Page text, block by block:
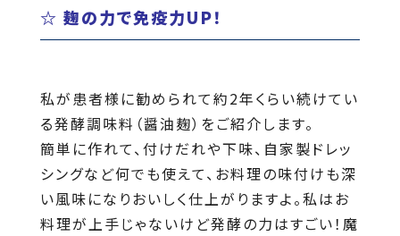
☆ 麹の力で免疫力UP！
私が患者様に勧められて約2年くらい続けてい
る発酵調味料（醤油麹）をご紹介します。
簡単に作れて、付けだれや下味、自家製ドレッ
シングなど何でも使えて、お料理の味付けも深
い風味になりおいしく仕上がりますよ。私はお
料理が上手じゃないけど発酵の力はすごい！魔